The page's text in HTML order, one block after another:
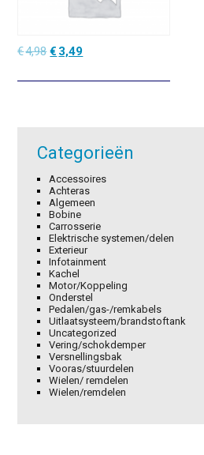
€4,98Oorspronkelijke
was:
€ 3,49Huidige
is:
Categorieën
Accessoires
Achteras
Algemeen
Bobine
Carrosserie
Elektrische systemen/delen
Exterieur
Infotainment
Kachel
Motor/Koppeling
Onderstel
Pedalen/gas-/remkabels
Uitlaatsysteem/brandstoftank
Uncategorized
Vering/schokdemper
Versnellingsbak
Vooras/stuurdelen
Wielen/ remdelen
Wielen/remdelen